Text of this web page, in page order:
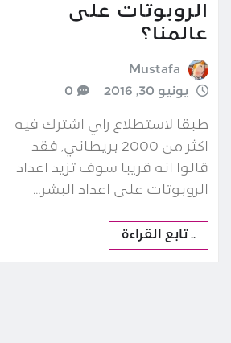
الروبوتات على
عالمنا؟
Mustafa
يونيو 30, 2016
0
طبقا لاستطلاع راي اشترك فيه
اكثر من 2000 بريطاني, فقد
قالوا انه قريبا سوف تزيد اعداد
الروبوتات على اعداد البشر…
.. تابع القراءة